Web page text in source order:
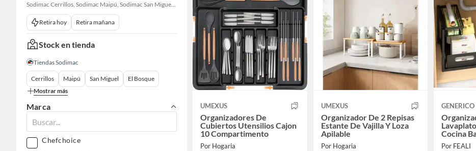
Sodimac Cerrillos, Sodimac Maipú, Sodimac San Miguel, Sodimac El Bosque, Sodimac San Bernardo, Sodimac Talagante
Retira hoy Retira mañana
Stock en tienda
Tiendas Sodimac
Cerrillos Maipú San Miguel
El Bosque
Mostrar más
Marca
Chefchoice
UMEXUS
Organizadores De
Cubiertos Utensilios Cajon
10 Compartimento
Por Hogaria
UMEXUS
Organizador De 2 Repisas
Estante De Vajilla Y Loza
Apilable
Por Hogaria
GENERICO
Cocina
Por FEALI